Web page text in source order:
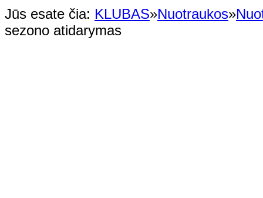
Jūs esate čia: KLUBAS»Nuotraukos»
sezono atidarymas